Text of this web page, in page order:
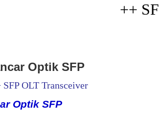
++
Optik SFP
OLT Transceiver
Optik SFP